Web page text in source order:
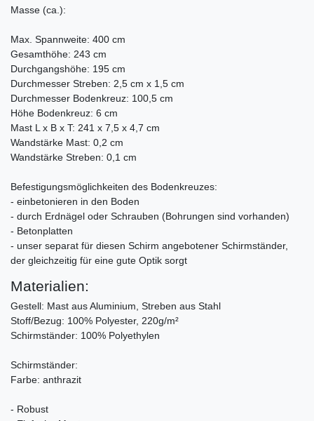
Masse (ca.):
Max. Spannweite: 400 cm
Gesamthöhe: 243 cm
Durchgangshöhe: 195 cm
Durchmesser Streben: 2,5 cm x 1,5 cm
Durchmesser Bodenkreuz: 100,5 cm
Höhe Bodenkreuz: 6 cm
Mast L x B x T: 241 x 7,5 x 4,7 cm
Wandstärke Mast: 0,2 cm
Wandstärke Streben: 0,1 cm
Befestigungsmöglichkeiten des Bodenkreuzes:
- einbetonieren in den Boden
- durch Erdnägel oder Schrauben (Bohrungen sind vorhanden)
- Betonplatten
- unser separat für diesen Schirm angebotener Schirmständer,
der gleichzeitig für eine gute Optik sorgt
Materialien:
Gestell: Mast aus Aluminium, Streben aus Stahl
Stoff/Bezug: 100% Polyester, 220g/m²
Schirmständer: 100% Polyethylen
Schirmständer:
Farbe: anthrazit
- Robust